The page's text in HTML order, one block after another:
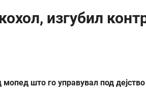
изгубил
што го управувал под